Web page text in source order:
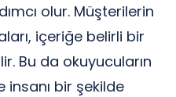
olur. Müşterilerin
içeriğe belirli bir
Bu da okuyucuların
bir şekilde